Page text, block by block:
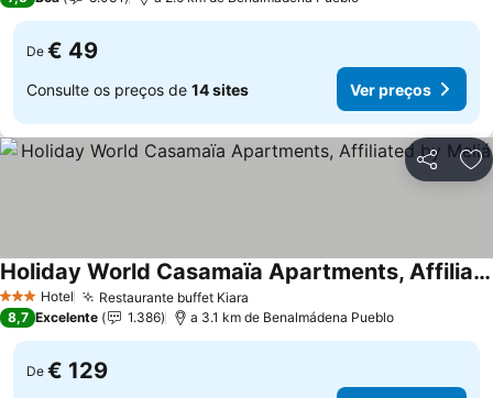
De € 49
Consulte os preços de 14 sites Ver preços
Partilhar
3 EstrelasHotel Restaurante buffet Kiara
Holiday World Casamaïa Apartments, Affiliated by Meliá
8,7 Excelente 1.386 a 3.1 km de Benalmádena Pueblo
De € 129